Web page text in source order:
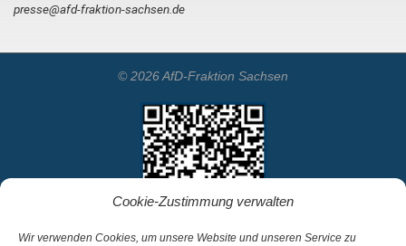
Cookie-Zustimmung verwalten
Wir verwenden Cookies, um unsere Website und unseren Service zu
presse@afd-fraktion-sachsen.de
© 2026 AfD-Fraktion Sachsen